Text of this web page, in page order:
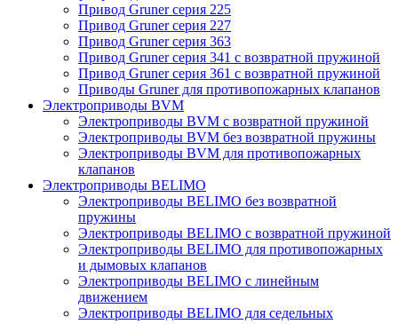
Привод Gruner серия 225
Привод Gruner серия 227
Привод Gruner серия 363
Привод Gruner серия 341 с возвратной пружиной
Привод Gruner серия 361 с возвратной пружиной
Приводы Gruner для противопожарных клапанов
Электроприводы BVM
Электроприводы BVM с возвратной пружиной
Электроприводы BVM без возвратной пружины
Электроприводы BVM для противопожарных
клапанов
Электроприводы BELIMO
Электроприводы BELIMO без возвратной
пружины
Электроприводы BELIMO с возвратной пружиной
Электроприводы BELIMO для противопожарных
и дымовых клапанов
Электроприводы BELIMO с линейным
движением
Электроприводы BELIMO для седельных